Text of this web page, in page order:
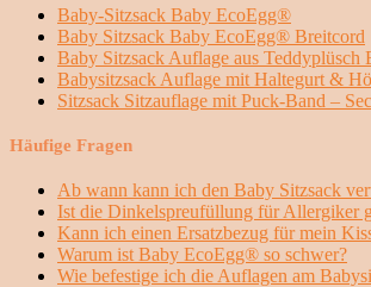
Baby-Sitzsack Baby EcoEgg®
Baby Sitzsack Baby EcoEgg® Breitcord
Baby Sitzsack Auflage aus Teddyplüsch
Babysitzsack Auflage mit Haltegurt &
Sitzsack Sitzauflage mit Puck-Band –
Häufige Fragen
Ab wann kann ich den Baby Sitzsack
Ist die Dinkelspreufüllung für Allergiker
Kann ich einen Ersatzbezug für mein
Warum ist Baby EcoEgg® so schwer?
Wie befestige ich die Auflagen am